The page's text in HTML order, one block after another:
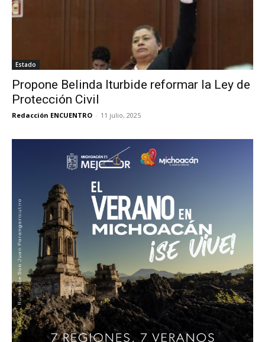
Estado
Propone Belinda Iturbide reformar la Ley de
Protección Civil
Redacción ENCUENTRO - 11 julio, 2025